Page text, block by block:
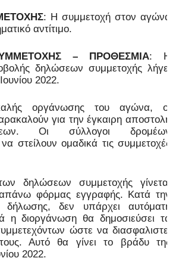
: Η συμμετοχή στον αγώνα
αντίτιμο.
– ΠΡΟΘΕΣΜΙΑ: Η
δηλώσεων συμμετοχής λήγει
2022.
οργάνωσης του αγώνα, οι
για την έγκαιρη αποστολή
Οι σύλλογοι δρομέων
στείλουν ομαδικά τις συμμετοχές
δηλώσεων συμμετοχής γίνεται
φόρμας εγγραφής. Κατά την
δεν υπάρχει αυτόματη
η διοργάνωση θα δημοσιεύσει τα
ώστε να διασφαλιστεί
Αυτό θα γίνει το βράδυ της
2022.